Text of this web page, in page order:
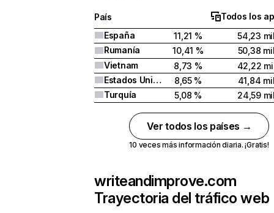
País
Todos los
España
11,21 %
54,23
Rumanía
10,41 %
50,38
Vietnam
8,73 %
42,22
Estados Unidos
8,65 %
41,84
Turquía
5,08 % 24,59
Ver todos los países →
10 veces más información diaria. ¡Gratis!
writeandimprove.com
Trayectoria del tráfico web